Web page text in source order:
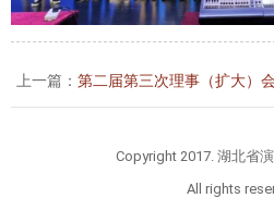
上一篇： 第二届第三次理事（扩大）
Copyright 2017. 湖北省
All rights